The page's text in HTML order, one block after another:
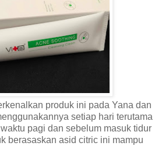
produk ini pada Yana dan
setiap hari terutama
pagi dan sebelum masuk tidur
berasaskan asid citric ini mampu